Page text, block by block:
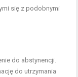
się z podobnymi
do abstynencji.
do utrzymania